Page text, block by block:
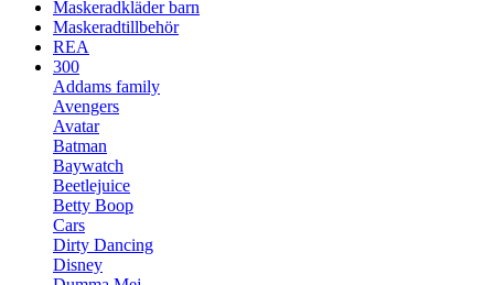
Maskeradkläder barn
Maskeradtillbehör
REA
300
Addams family
Avengers
Avatar
Batman
Baywatch
Beetlejuice
Betty Boop
Cars
Dirty Dancing
Disney